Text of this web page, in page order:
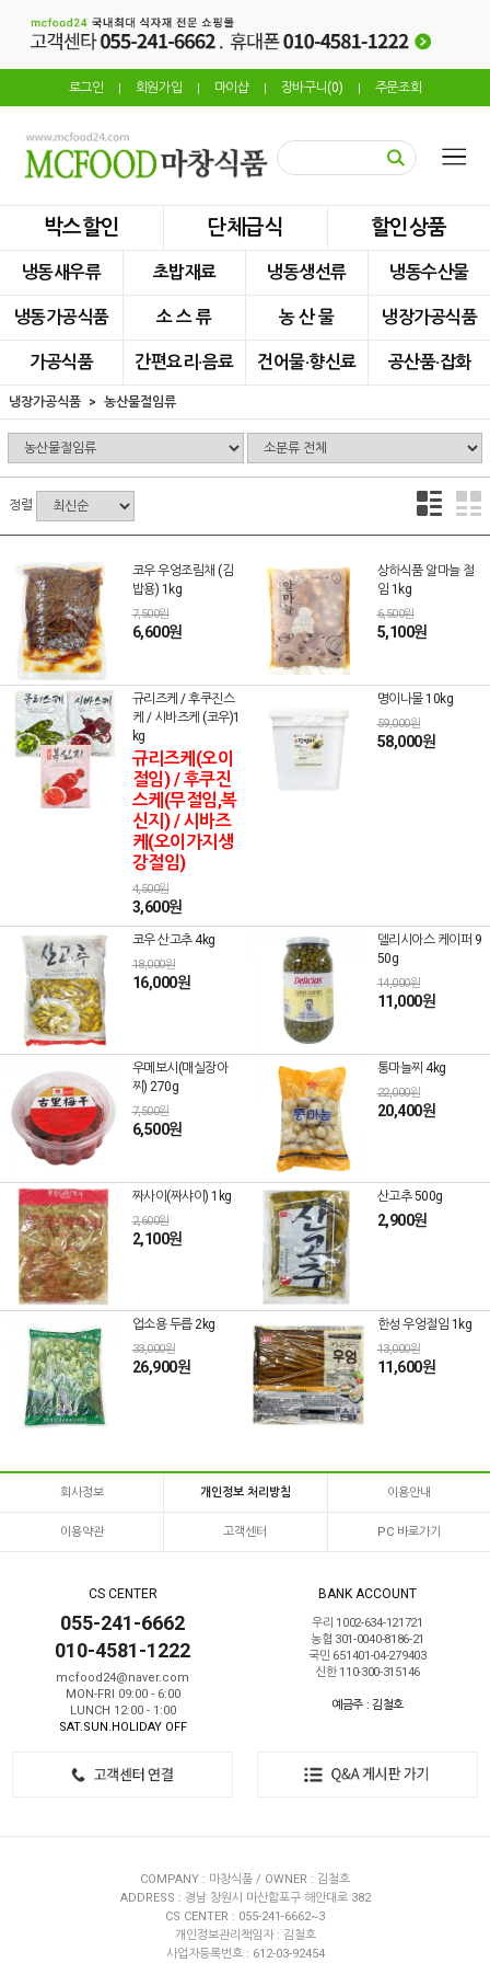
로그인 회원가입 마이샵 장바구니(0) 주문조회
박스할인 단체급식 할인상품
냉동새우류 초밥재료 냉동생선류 냉동수산물
냉동가공식품 소 스 류 농 산 물 냉장가공식품
가공식품 간편요리·음료 건어물·향신료 공산품·잡화
냉장가공식품 농산물절임류
정렬
코우 우엉조림채 (김
밥용) 1kg
7,500원
6,600원
상하식품 알마늘 절
임 1kg
6,500원
5,100원
규리즈케 / 후쿠진스
케 / 시바즈케 (코우)1
kg
규리즈케(오이
절임) / 후쿠진
스케(무절임,복
신지) / 시바즈
케(오이가지생
강절임)
4,500원
3,600원
명이나물 10kg
59,000원
58,000원
코우 산고추 4kg
18,000원
16,000원
델리시아스 케이퍼 9
50g
14,000원
11,000원
우메보시(매실장아
찌) 270g
7,500원
6,500원
통마늘찌 4kg
22,000원
20,400원
짜사이(짜샤이) 1kg
2,600원
2,100원
산고추 500g
2,900원
업소용 두릅 2kg
33,000원
26,900원
한성 우엉절임 1kg
13,000원
11,600원
회사정보 개인정보 처리방침 이용안내
이용약관 고객센터 PC 바로가기
CS CENTER
055-241-6662
010-4581-1222
mcfood24@naver.com
MON-FRI 09:00 - 6:00
LUNCH 12:00 - 1:00
SAT.SUN.HOLIDAY OFF
BANK ACCOUNT
우리 1002-634-121721
농협 301-0040-8186-21
국민 651401-04-279403
신한 110-300-315146
예금주 : 김철호
COMPANY : 마창식품 / OWNER : 김철호
ADDRESS : 경남 창원시 마산합포구 해안대로 382
CS CENTER : 055-241-6662~3
개인정보관리책임자 : 김철호
사업자등록번호 : 612-03-92454